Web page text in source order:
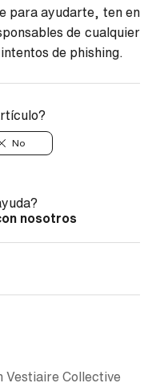
para ayudarte, ten en
de cualquier
de phishing.
No
nosotros
Vestiaire Collective